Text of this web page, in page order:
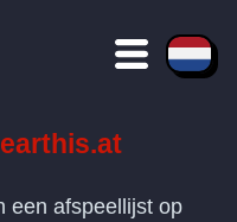
een afspeellijst op